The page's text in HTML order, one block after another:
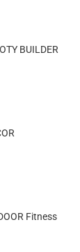
BUILDER
Fitness